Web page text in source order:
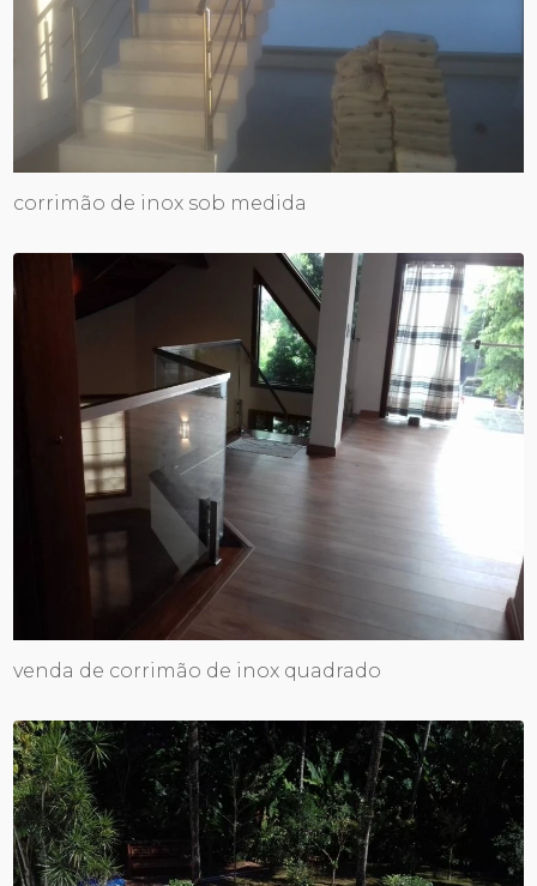
corrimão de inox sob medida
venda de corrimão de inox quadrado